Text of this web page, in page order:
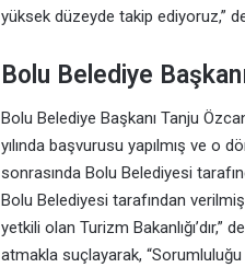
yüksek düzeyde takip ediyoruz,”
Bolu Belediye
Bolu Belediye Başkanı Tanju
yılında başvurusu yapılmış ve o
sonrasında Bolu Belediyesi
Bolu Belediyesi tarafından
yetkili olan Turizm
atmakla suçlayarak,